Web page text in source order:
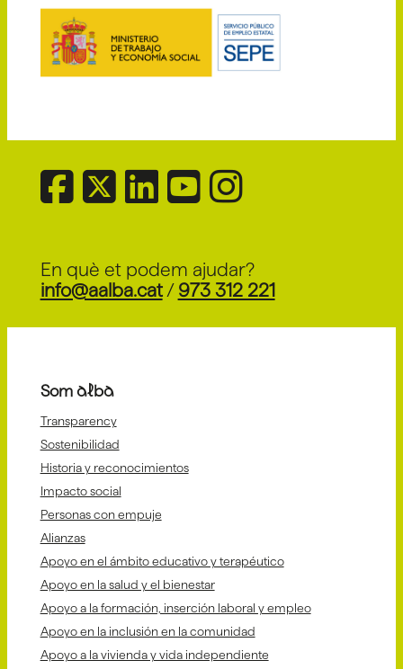
En què et podem ajudar?
info@aalba.cat/ 973 312 221
Som alba
Transparency
Sostenibilidad
Historia y reconocimientos
Impacto social
Personas con empuje
Alianzas
Apoyo en el ámbito educativo y terapéutico
Apoyo en la salud y el bienestar
Apoyo a la formación, inserción laboral y empleo
Apoyo en la inclusión en la comunidad
Apoyo a la vivienda y vida independiente